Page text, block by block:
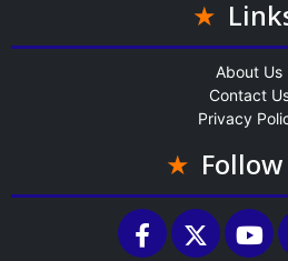
About Us
Contact
Privacy